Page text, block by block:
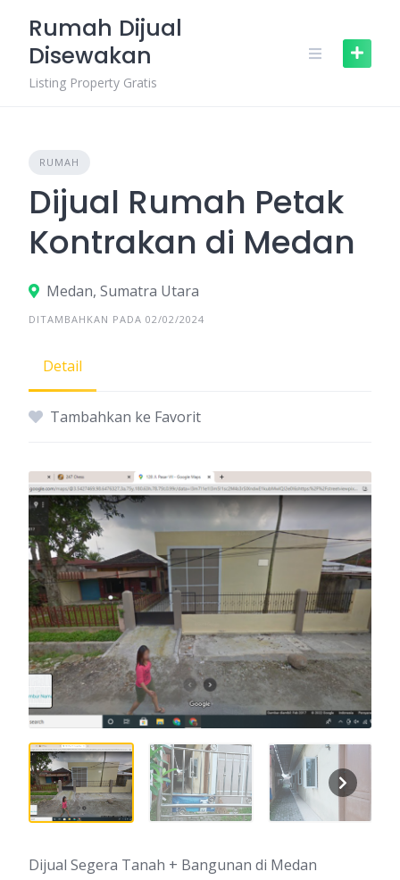
content
Rumah Dijual
Disewakan
Listing Property Gratis
RUMAH
Dijual Rumah Petak
Kontrakan di Medan
Medan, Sumatra Utara
DITAMBAHKAN PADA 02/02/2024
Detail
Tambahkan ke Favorit
Dijual Segera Tanah + Bangunan di Medan